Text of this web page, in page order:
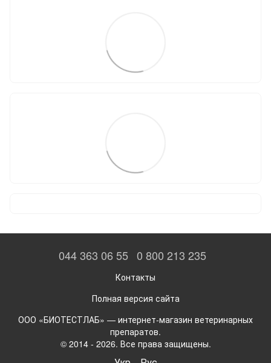
044 363 06 55 0 800 213 235
Контакты
Полная версия сайта
ООО «БИОТЕСТЛАБ» — интернет-магазин ветеринарных
препаратов.
© 2014 - 2026. Все права защищены.